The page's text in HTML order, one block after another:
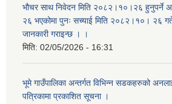
भौचर साथ निवेदन मिति २०८२।१०।२६ हुनुपर्ने
२६ भएकोमा पुनः सच्याई मिति २०८२।१०। २६ गते
जानकारी गराइन्छ । ।
मिति: 02/05/2026 - 16:31
भूमे गाउँपालिका अन्तर्गत विभिन्न सडकहरुको
पत्रिकामा प्रकाशित सूचना ।